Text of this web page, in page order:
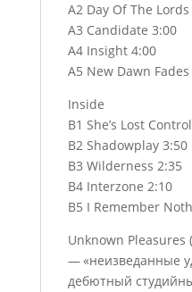
A2 Day Of The Lords
A3 Candidate 3:00
A4 Insight 4:00
A5 New Dawn
Inside
B1 She’s Lost
B2 Shadowplay 3:50
B3 Wilderness 2:35
B4 Interzone 2:10
B5 I Remember
Unknown Pleasures
— «неизведанные
дебютный